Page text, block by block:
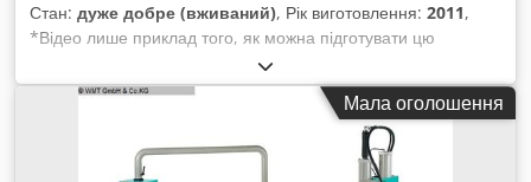
Стан: дуже добре (вживаний), Рік виготовлення: 2011,
*Відео лише приклад того, як можна підготувати цю
осередок Осередок зі шліфувальним роботом Kuka KR 180
Шліфувальний осередок Berger 2012 (Зовнішнє
шліфування A1) - Загальна вага приблизно 6300 кг -
Габарити осередка: приблизно 4650 x 2400 x 3100 мм 6-
осьовий робот Kuka KR 180 R2500 Extra Csdpog Saqvsfx Ap
Мала оголошення